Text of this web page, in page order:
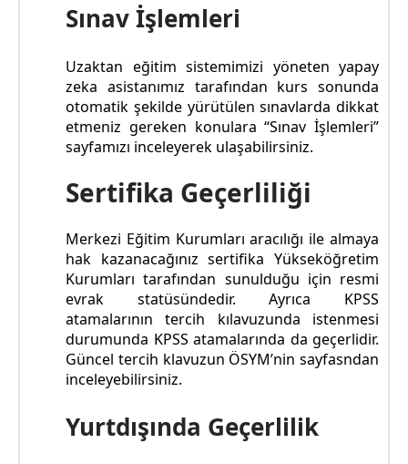
Sınav İşlemleri
Uzaktan eğitim sistemimizi yöneten yapay
zeka asistanımız tarafından kurs sonunda
otomatik şekilde yürütülen sınavlarda dikkat
etmeniz gereken konulara “Sınav İşlemleri”
sayfamızı inceleyerek ulaşabilirsiniz.
Sertifika Geçerliliği
Merkezi Eğitim Kurumları aracılığı ile almaya
hak kazanacağınız sertifika Yükseköğretim
Kurumları tarafından sunulduğu için resmi
evrak statüsündedir. Ayrıca KPSS
atamalarının tercih kılavuzunda istenmesi
durumunda KPSS atamalarında da geçerlidir.
Güncel tercih klavuzun ÖSYM’nin sayfasndan
inceleyebilirsiniz.
Yurtdışında Geçerlilik